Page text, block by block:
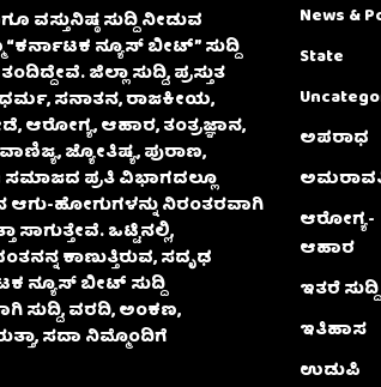
ವಸ್ತುನಿಷ್ಠ ಸುದ್ದಿ ನೀಡುವ
ನ್ಯೂಸ್ ಬೀಟ್” ಸುದ್ದಿ
ಜಿಲ್ಲಾ ಸುದ್ದಿ, ಪ್ರಸ್ತುತ
ಧರ್ಮ, ಸನಾತನ, ರಾಜಕೀಯ,
ಆರೋಗ್ಯ, ಆಹಾರ, ತಂತ್ರಜ್ಞಾನ,
ಜ್ಯೋತಿಷ್ಯ, ಪುರಾಣ,
ಪ್ರತಿ ವಿಭಾಗದಲ್ಲೂ
ಆಗು-ಹೋಗುಗಳನ್ನು ನಿರಂತರವಾಗಿ
ಸಾಗುತ್ತೇವೆ. ಒಟ್ಟಿನಲ್ಲಿ,
ಕಾಣುತ್ತಿರುವ, ಸದೃಢ
ನ್ಯೂಸ್ ಬೀಟ್ ಸುದ್ದಿ
ಸುದ್ದಿ, ವರದಿ, ಅಂಕಣ,
ಸದಾ ನಿಮ್ಮೊಂದಿಗೆ
News &
State
ಅಪರಾಧ
ಆರೋಗ್ಯ-
ಆಹಾರ
ಇತರೆ ಸುದ್ದಿ
ಇತಿಹಾಸ
ಉಡುಪಿ